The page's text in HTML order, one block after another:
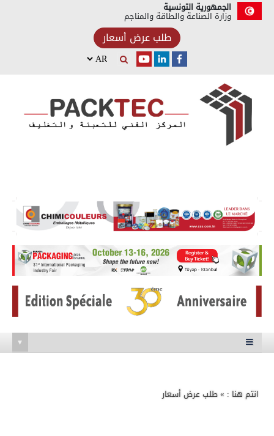
الجمهورية التونسية
وزارة الصناعة والطاقة والمناجم
طلب عرض أسعار

انتم هنا : » طلب عرض أسعار